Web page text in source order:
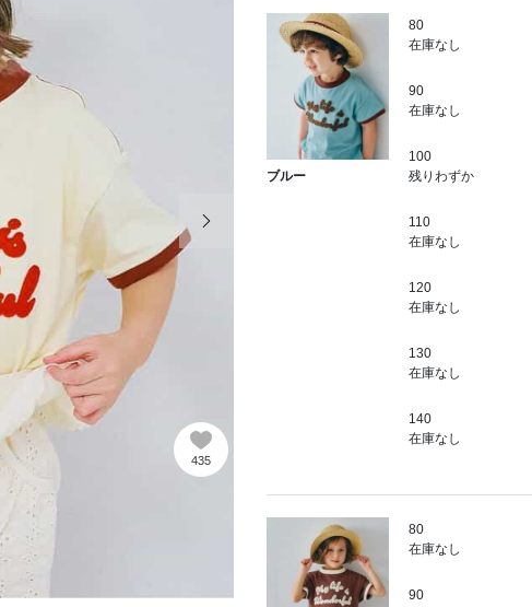
435
ブルー
80
在庫なし
90
在庫なし
100
残りわずか
110
在庫なし
120
在庫なし
130
在庫なし
140
在庫なし
80
在庫なし
90